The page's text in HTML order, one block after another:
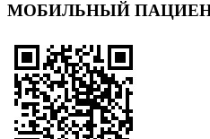
МОБИЛЬНЫЙ